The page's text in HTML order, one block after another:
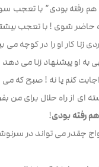
هم رفته بودی” با
حاضر شوی ! با تعجب
کار او را در کوچه
به او پیشنهاد زنا می
کنم یا نه ! صبح که
از راه حلال برای من
هم رفته بودی!
چقدر می تواند در